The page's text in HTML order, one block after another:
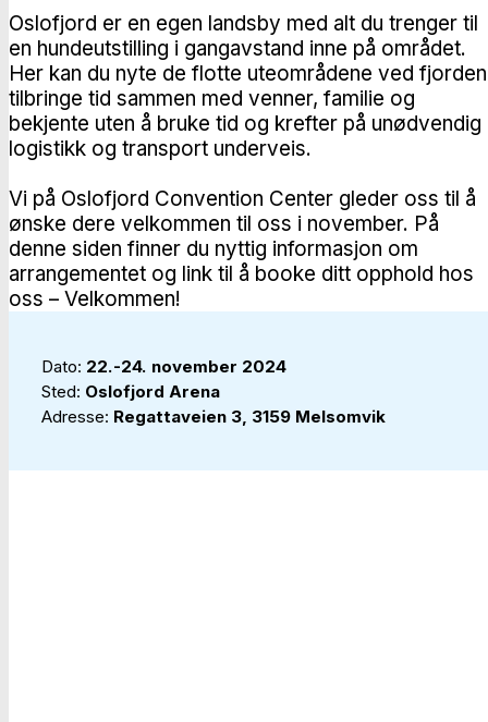
Oslofjord er en egen landsby med alt du trenger til
en hundeutstilling i gangavstand inne på området.
Her kan du nyte de flotte uteområdene ved
tilbringe tid sammen med venner, familie og
bekjente uten å bruke tid og krefter på unødvendig
logistikk og transport underveis.
Vi på Oslofjord Convention Center gleder oss til å
ønske dere velkommen til oss i november. På
denne siden finner du nyttig informasjon om
arrangementet og link til å booke ditt opphold hos
oss – Velkommen!
Dato: 22.-24. november 2024
Sted: Oslofjord Arena
Adresse: Regattaveien 3, 3159 Melsomvik